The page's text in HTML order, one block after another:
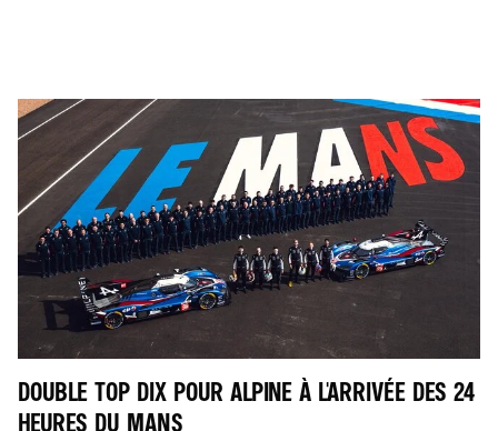
DOUBLE TOP DIX POUR ALPINE À L'ARRIVÉE DES 24
HEURES DU MANS